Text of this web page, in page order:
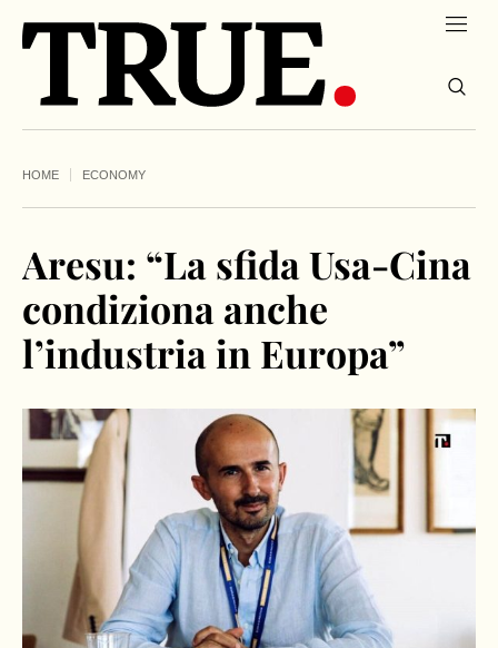
HOME ECONOMY
Aresu: “La sfida Usa-Cina
condiziona anche
l’industria in Europa”